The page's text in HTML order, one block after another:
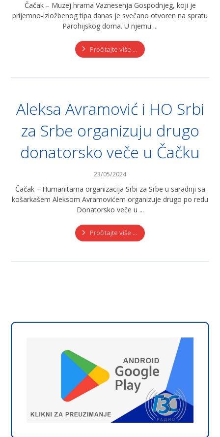
Čačak – Muzej hrama Vaznesenja Gospodnjeg, koji je
prijemno-izložbenog tipa danas je svečano otvoren na spratu
Parohijskog doma. U njemu ...
Pročitajte više ...
Aleksa Avramović i HO Srbi
za Srbe organizuju drugo
donatorsko veče u Čačku
23/05/2024
Čačak – Humanitarna organizacija Srbi za Srbe u saradnji sa
košarkašem Aleksom Avramovićem organizuje drugo po redu
Donatorsko veče u ...
Pročitajte više ...